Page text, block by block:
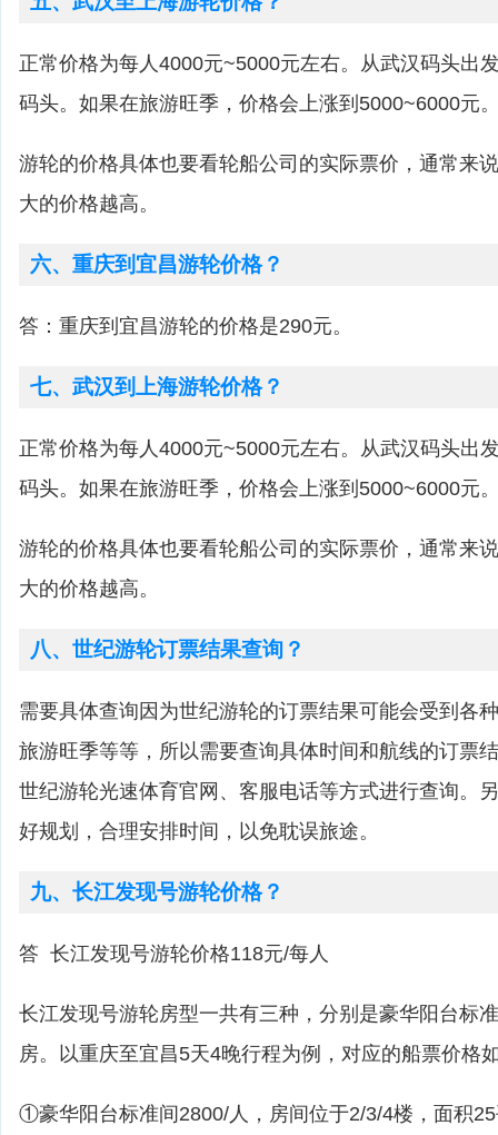
正常价格为每人4000元~5000元左右。从武汉码头出
码头。如果在旅游旺季，价格会上涨到5000~6000元
游轮的价格具体也要看轮船公司的实际票价，通常来
大的价格越高。
六、重庆到宜昌游轮价格？
答：重庆到宜昌游轮的价格是290元。
七、武汉到上海游轮价格？
正常价格为每人4000元~5000元左右。从武汉码头出
码头。如果在旅游旺季，价格会上涨到5000~6000元
游轮的价格具体也要看轮船公司的实际票价，通常来
大的价格越高。
八、世纪游轮订票结果查询？
需要具体查询因为世纪游轮的订票结果可能会受到各
旅游旺季等等，所以需要查询具体时间和航线的订票
世纪游轮光速体育官网、客服电话等方式进行查询。
好规划，合理安排时间，以免耽误旅途。
九、长江发现号游轮价格？
答 长江发现号游轮价格118元/每人
长江发现号游轮房型一共有三种，分别是豪华阳台标
房。以重庆至宜昌5天4晚行程为例，对应的船票价格
①豪华阳台标准间2800/人，房间位于2/3/4楼，面积